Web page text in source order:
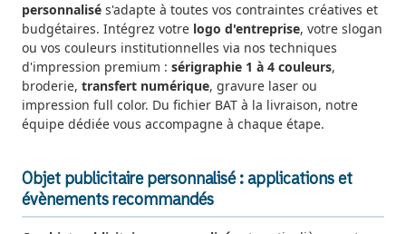
personnalisé s'adapte à toutes vos contraintes créatives et
budgétaires. Intégrez votre logo d'entreprise, votre slogan
ou vos couleurs institutionnelles via nos techniques
d'impression premium : sérigraphie 1 à 4 couleurs,
broderie, transfert numérique, gravure laser ou
impression full color. Du fichier BAT à la livraison, notre
équipe dédiée vous accompagne à chaque étape.
Objet publicitaire personnalisé : applications et
évènements recommandés